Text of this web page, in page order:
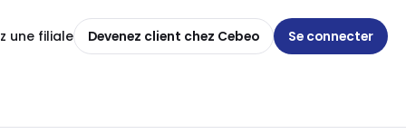
une filiale Devenez client chez Cebeo Se connecter